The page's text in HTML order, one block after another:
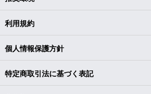
利用規約
個人情報保護方針
特定商取引法に基づく表記